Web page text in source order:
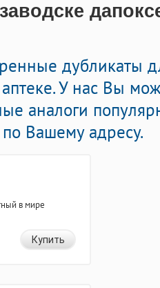
дубликаты
У нас Вы
аналоги
Вашему адресу.
в мире
Купить